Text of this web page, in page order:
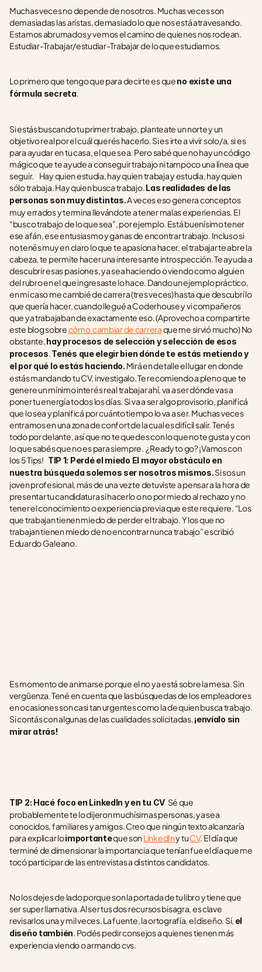
Muchas veces no depende de nosotros. Muchas veces son
demasiadas las aristas, demasiado lo que nos está atravesando.
Estamos abrumados y vemos el camino de quienes nos rodean.
Estudiar-Trabajar/estudiar-Trabajar de lo que estudiamos.
Lo primero que tengo que para decirte es que no existe una
fórmula secreta.
Si estás buscando tu primer trabajo, planteate un norte y un
objetivo real por el cuál querés hacerlo. Si es irte a vivir solo/a, si es
para ayudar en tu casa, el que sea. Pero sabé que no hay un código
mágico que te ayude a conseguir trabajo ni tampoco una línea que
seguir.     Hay quien estudia, hay quien trabaja y estudia, hay quien
sólo trabaja. Hay quien busca trabajo. Las realidades de las
personas son muy distintas. A veces eso genera conceptos
muy errados y termina llevándote a tener malas experiencias. El
“busco trabajo de lo que sea”, por ejemplo. Está buenísimo tener
ese afán, ese entusiasmo y ganas de encontrar trabajo. Incluso si
no tenés muy en claro lo que te apasiona hacer, el trabajar te abre la
cabeza, te permite hacer una interesante introspección. Te ayuda a
descubrir esas pasiones, ya sea haciendo o viendo como alguien
del rubro en el que ingresaste lo hace. Dando un ejemplo práctico,
en mi caso me cambié de carrera (tres veces) hasta que descubrí lo
que quería hacer, cuando llegué a Coderhouse y vi compañeros
que ya trabajaban de exactamente eso. (Aprovecho a compartirte
este blog sobre cómo  cambiar de carrera que me sirvió mucho) No
obstante, hay procesos de selección y selección de esos
procesos. Tenés que elegir bien dónde te estás metiendo y
el por qué lo estás haciendo. Mirá en detalle el lugar en donde
estás mandando tu CV, investigalo. Te recomiendo a pleno que te
genere un mínimo interés real trabajar ahí, va a ser dónde vas a
poner tu energía todos los días. Si va a ser algo provisorio, planificá
que lo sea y planificá por cuánto tiempo lo va a ser. Muchas veces
entramos en una zona de confort de la cual es difícil salir. Tenés
todo por delante, así que no te quedes con lo que no te gusta y con
lo que sabés que no es para siempre.  ¿Ready to go? ¡Vamos con
los 5 Tips! TIP 1: Perdé el miedo El mayor obstáculo en
nuestra búsqueda solemos ser nosotros mismos. Si sos un
joven profesional, más de una vez te detuviste a pensar a la hora de
presentar tu candidatura si hacerlo o no por miedo al rechazo y no
tener el conocimiento o experiencia previa que este requiere. “Los
que trabajan tienen miedo de perder el trabajo. Y los que no
trabajan tienen miedo de no encontrar nunca trabajo” escribió
Eduardo Galeano.
Es momento de animarse porque el no ya está sobre la mesa. Sin
vergüenza. Tené en cuenta que las búsquedas de los empleadores
en ocasiones son casi tan urgentes como la de quien busca trabajo.
Si contás con algunas de las cualidades solicitadas, ¡envíalo sin
mirar atrás!
TIP 2: Hacé foco en LinkedIn y en tu CV Sé que
probablemente te lo dijeron muchísimas personas, ya sea
conocidos, familiares y amigos. Creo que ningún texto alcanzaría
para explicar lo importante que son LinkedIn y tu CV. El día que
terminé de dimensionar la importancia que tenían fue el día que me
tocó participar de las entrevistas a distintos candidatos.
No los dejes de lado porque son la portada de tu libro y tiene que
ser super llamativa. Al ser tus dos recursos bisagra, es clave
revisarlos una y mil veces. La fuente, la ortografía, el diseño. Sí, el
diseño también. Podés pedir consejos a quienes tienen más
experiencia viendo o armando cvs.